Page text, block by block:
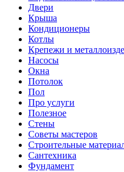
Двери
Крыша
Кондиционеры
Котлы
Крепежи и
Насосы
Окна
Потолок
Пол
Про услуги
Полезное
Стены
Советы мастеров
Строительные
Сантехника
Фундамент